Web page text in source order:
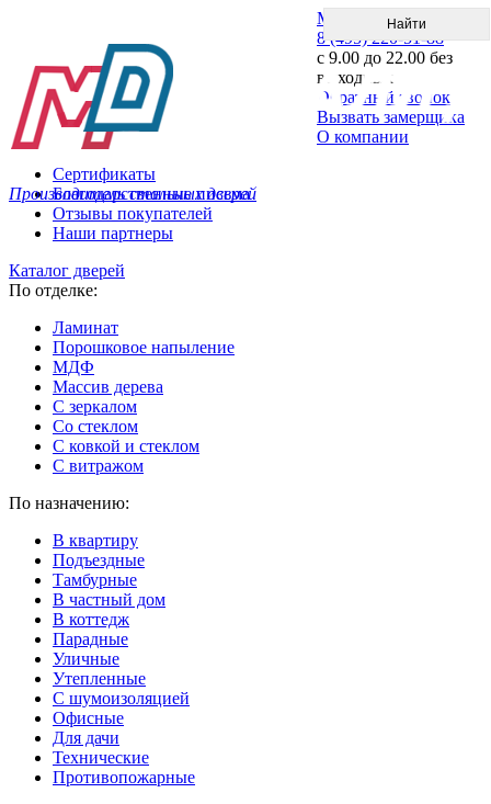
Производитель стальных дверей
Меню
8 (495) 220-51-88
с 9.00 до 22.00 без
выходных
Обратный звонок
Вызвать замерщика
О компании
Сертификаты
Благодарственные письма
Отзывы покупателей
Наши партнеры
Каталог дверей
По отделке:
Ламинат
Порошковое напыление
МДФ
Массив дерева
С зеркалом
Со стеклом
С ковкой и стеклом
С витражом
По назначению:
В квартиру
Подъездные
Тамбурные
В частный дом
В коттедж
Парадные
Уличные
Утепленные
C шумоизоляцией
Офисные
Для дачи
Технические
Противопожарные